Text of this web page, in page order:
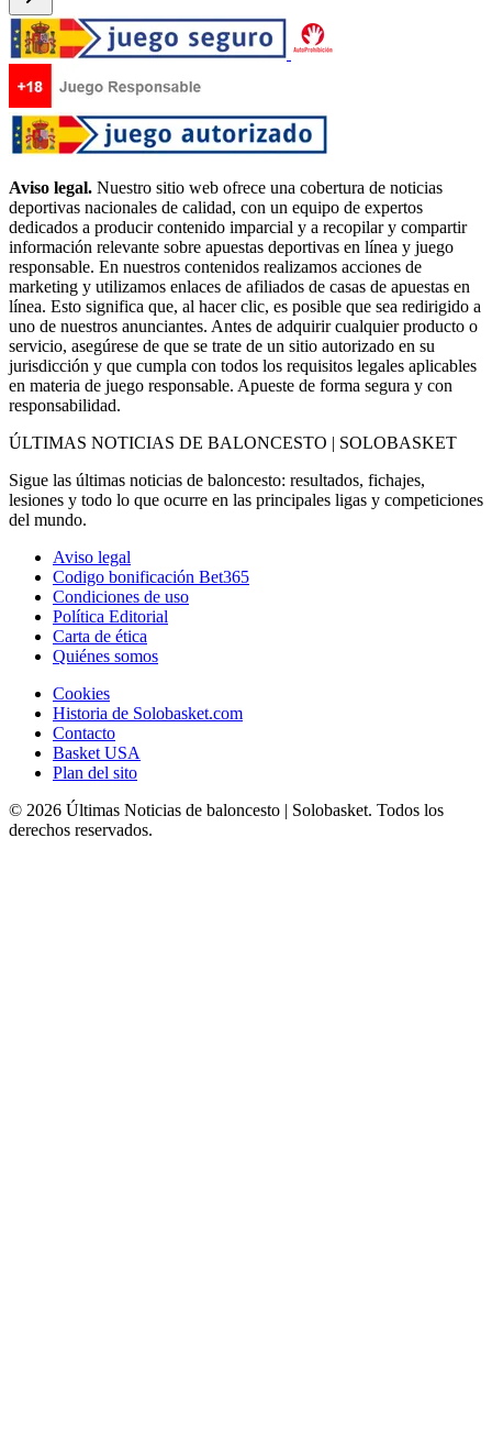
Aviso legal. Nuestro sitio web ofrece una cobertura de noticias
deportivas nacionales de calidad, con un equipo de expertos
dedicados a producir contenido imparcial y a recopilar y compartir
información relevante sobre apuestas deportivas en línea y juego
responsable. En nuestros contenidos realizamos acciones de
marketing y utilizamos enlaces de afiliados de casas de apuestas en
línea. Esto significa que, al hacer clic, es posible que sea redirigido a
uno de nuestros anunciantes. Antes de adquirir cualquier producto o
servicio, asegúrese de que se trate de un sitio autorizado en su
jurisdicción y que cumpla con todos los requisitos legales aplicables
en materia de juego responsable. Apueste de forma segura y con
responsabilidad.
ÚLTIMAS NOTICIAS DE BALONCESTO | SOLOBASKET
Sigue las últimas noticias de baloncesto: resultados, fichajes,
lesiones y todo lo que ocurre en las principales ligas y competiciones
del mundo.
Aviso legal
Codigo bonificación Bet365
Condiciones de uso
Política Editorial
Carta de ética
Quiénes somos
Cookies
Historia de Solobasket.com
Contacto
Basket USA
Plan del sito
© 2026 Últimas Noticias de baloncesto | Solobasket. Todos los
derechos reservados.